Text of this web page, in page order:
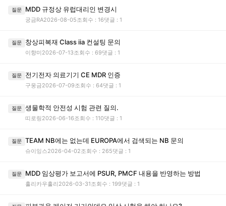
질문 MDD 규정상 유럽대리인 변경시
궁금RA2026-08-05조회수 : 16댓글 : 1
질문 창상피복재 Class iia 컨설팅 문의
이향미 2026-07-13조회수 : 69댓글 : 1
질문 전기전자 의료기기 CE MDR 인증
구웅금2026-07-09조회수 : 64댓글 : 1
질문 생물학적 안전성 시험 관련 질의.
띠로링2026-06-16조회수 : 110댓글 : 1
질문 TEAM NB에는 없는데 EUROPA에서 검색되는 NB 문의
슈이잉스2026-04-02조회수 : 265댓글 : 1
질문 MDD 임상평가 보고서에 PSUR, PMCF 내용을 반영하는 방법
훌리카우훌리 2026-03-31조회수 : 199댓글 : 1